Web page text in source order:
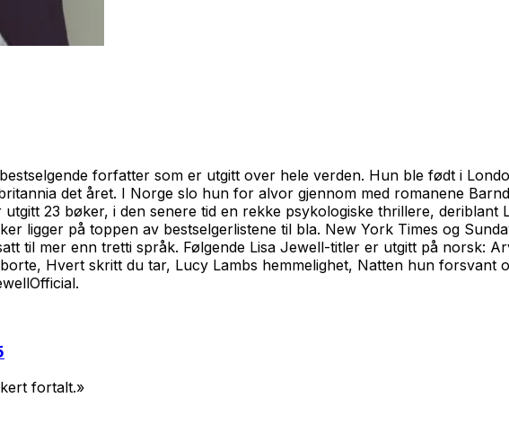
bestselgende forfatter som er utgitt over hele verden. Hun ble født i
det året. I Norge slo hun for alvor gjennom med romanene
23 bøker, i den senere tid en rekke psykologiske thrillere, deriblant
ligger på toppen av bestselgerlistene til bla. New York Times og
til mer enn tretti språk. Følgende Lisa Jewell-titler er utgitt på norsk:
Hvert skritt du tar, Lucy Lambs hemmelighet, Natten hun forsvant
fortalt.»